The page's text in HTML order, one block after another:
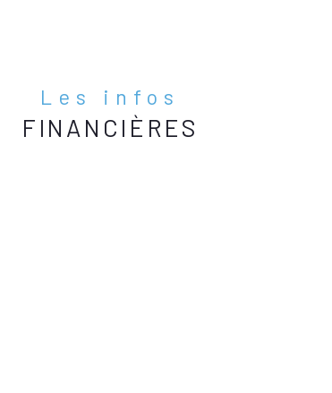
Les infos
FINANCIÈRES